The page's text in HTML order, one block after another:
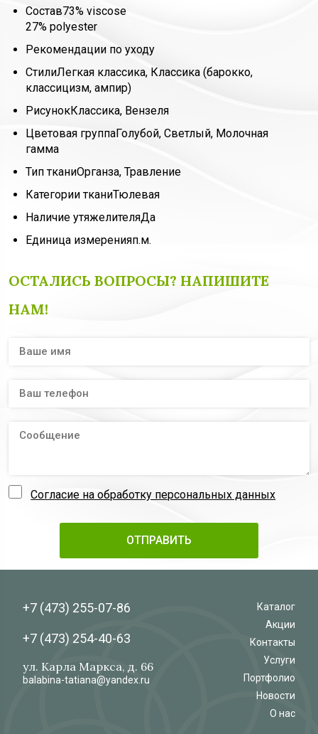
Состав73% viscose
27% polyester
Рекомендации по уходу
СтилиЛегкая классика, Классика (барокко,
классицизм, ампир)
РисунокКлассика, Вензеля
Цветовая группаГолубой, Светлый, Молочная
гамма
Тип тканиОрганза, Травление
Категории тканиТюлевая
Наличие утяжелителяДа
Единица измеренияп.м.
ОСТАЛИСЬ ВОПРОСЫ? НАПИШИТЕ
НАМ!
Согласие на обработку персональных данных
+7 (473) 255-07-86
+7 (473) 254-40-63
ул. Карла Маркса, д. 66
balabina-tatiana@yandex.ru
Каталог
Акции
Контакты
Услуги
Портфолио
Новости
О нас